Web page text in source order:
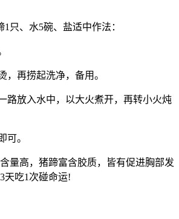
只、水5碗、盐适中作法：
，再捞起洗净，备用。
路放入水中，以大火煮开，再转小火炖
可。
量高，猪蹄富含胶质，皆有促进胸部发
天吃1次碰命运!